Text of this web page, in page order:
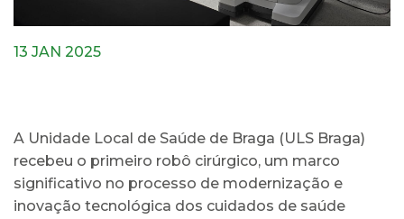
13 JAN 2025
A Unidade Local de Saúde de Braga (ULS Braga)
recebeu o primeiro robô cirúrgico, um marco
significativo no processo de modernização e
inovação tecnológica dos cuidados de saúde